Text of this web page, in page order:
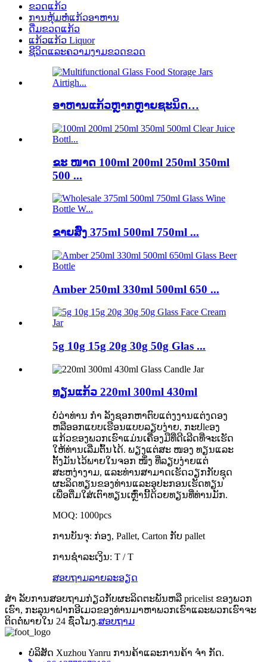
ຂວດແກ້ວ
ການຫຸ້ມຫໍ່ແກ້ວອາຫານ
ດື່ມຂວດແກ້ວ
ແກ້ວແກ້ວ Liquor
ຊີວິດແລະຄວາມງາມຂວດຂວດ
ອາຫານແກ້ວຫຼາກຫຼາຍຊະນິດ…
ຂະ ໜາດ 100ml 200ml 250ml 350ml
500 ...
ຂາຍສົ່ງ 375ml 500ml 750ml ...
Amber 250ml 330ml 500ml 650 ...
5g 10g 15g 20g 30g 50g Glas ...
ທຽນແກ້ວ 220ml 300ml 430ml
ບໍ່ວ່າທ່ານ ກຳ ລັງຊອກຫາຕົບແຕ່ງງານແຕ່ງດອງ
ຫລືອອກແບບເຮືອນແບບລຽບງ່າຍ, ກະປleອງ
ແກ້ວຂອງພວກເຮົາແມ່ນເຄື່ອງມືທີ່ດີເລີດທີ່ຈະເຮັດ
ໃຫ້ທ່ານເລີ່ມຕົ້ນໄດ້. ພຽງແຕ່ສະ ໜອງ ທຽນແລະ
ຕັ້ງມັນໄວ້ພາຍໃນຈອກ ໜຶ່ງ ທີ່ລຽບງ່າຍແຕ່
ສະຫງ່າງາມ, ແລະທ່ານສາມາດເຮັດວຽກກັບຊຸດ
ຜະລິດທຽນຂອງທ່ານແລະອຸປະກອນເຮັດທຽນ
ເພື່ອຕື່ມໃສ່ເຕົາທຽນເຫຼົ່ານີ້ດ້ວຍທຽນທີ່ທ່ານມັກ.
MOQ: 1000pcs
ການບັນຈຸ: ກ່ອງ, Pallet, Carton ກັບ pallet
ການຊໍາລະເງິນ: T / T
ສອບຖາມລາຍລະອຽດ
ສຳ ລັບການສອບຖາມກ່ຽວກັບຜະລິດຕະພັນຫລື pricelist ຂອງພວກ
ເຮົາ, ກະລຸນາຝາກອີເມວຂອງທ່ານມາຫາພວກເຮົາແລະພວກເຮົາຈະ
ຕິດຕໍ່ພາຍໃນ 24 ຊົ່ວໂມງ.ສອບຖາມ
ບໍລິສັດ Xuzhou Yanru ການຄ້າແລະການຄ້າ ຈຳ ກັດ.